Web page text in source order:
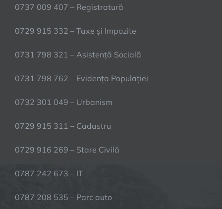
0737 009 407 – Registratură
0729 915 332 – Taxe și Impozite
0731 798 321 – Asistență Socială
0731 798 762 – Evidența Populației
0732 301 049 – Urbanism
0729 915 311 – Cadastru
0729 916 269 – Stare Civilă
0787 242 673 – IT
0787 208 535 – Parc auto